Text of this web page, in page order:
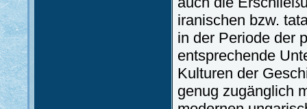
iranischen bzw.
in der Periode der
entsprechende
Kulturen der
genug zugänglich